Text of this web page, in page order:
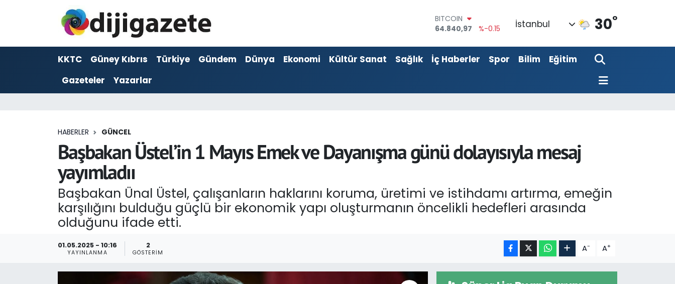
DOLAR
47,7436
%0.18
55,2510
%0.32
STERLİN
İstanbul 30°
KKTC Güney Kıbrıs Türkiye Gündem Dünya Ekonomi Kültür Sanat Sağlık İç Haberler Spor Bilim
Eğitim
Gazeteler
Yazarlar
HABERLER GÜNCEL
Başbakan Üstel’in 1 Mayıs Emek ve Dayanışma günü dolayısıyla mesaj
yayımladıı
Başbakan Ünal Üstel, çalışanların haklarını koruma, üretimi ve istihdamı artırma, emeğin
karşılığını bulduğu güçlü bir ekonomik yapı oluşturmanın öncelikli hedefleri arasında
olduğunu ifade etti.
01.05.2025 - 10:16
YAYINLANMA
2
GÖSTERIM A- A+
ADVERTORIAL
Dijigazete
Foto Galeri
Güncel
Gündem
Hava Durumu
Trafik Durumu
Haber Arşivi